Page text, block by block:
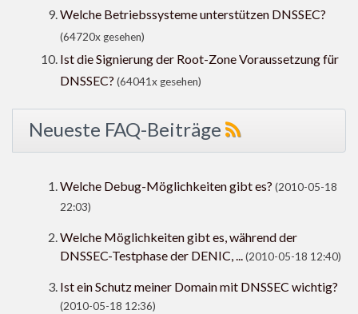
Welche Betriebssysteme unterstützen DNSSEC?
(64720x gesehen)
Ist die Signierung der Root-Zone Voraussetzung für
DNSSEC? (64041x gesehen)
Neueste FAQ-Beiträge
Welche Debug-Möglichkeiten gibt es? (2010-05-18
22:03)
Welche Möglichkeiten gibt es, während der
DNSSEC-Testphase der DENIC, ...(2010-05-18 12:40)
Ist ein Schutz meiner Domain mit DNSSEC wichtig?
(2010-05-18 12:36)